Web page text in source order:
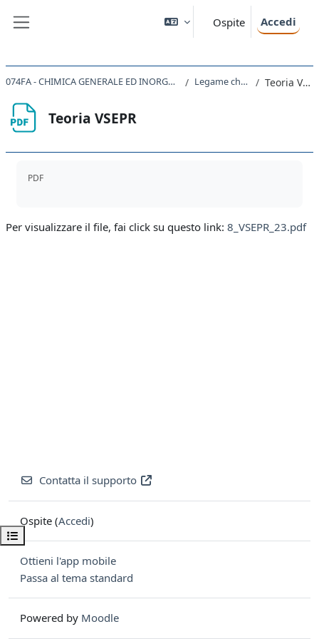
Ospite Accedi
Apri indice del corso
074FA - CHIMICA GENERALE ED INORGANICA 2023 Legame chimico Teoria VSEPR
Teoria VSEPR
PDF
Per visualizzare il file, fai click su questo link: 8_VSEPR_23.pdf
Contatta il supporto
Ospite (Accedi)
Ottieni l'app mobile
Passa al tema standard
Powered by Moodle